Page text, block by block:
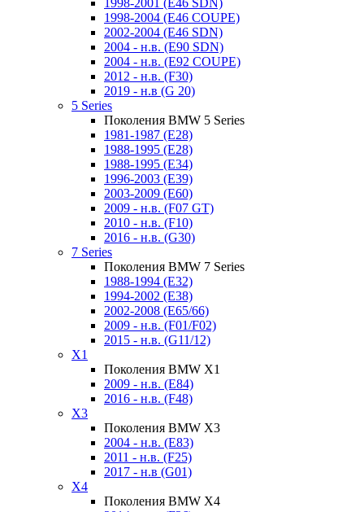
1998-2001 (E46 SDN)
1998-2004 (E46 COUPE)
2002-2004 (E46 SDN)
2004 - н.в. (E90 SDN)
2004 - н.в. (E92 COUPE)
2012 - н.в. (F30)
2019 - н.в (G 20)
5 Series
Поколения BMW 5 Series
1981-1987 (E28)
1988-1995 (E28)
1988-1995 (E34)
1996-2003 (E39)
2003-2009 (E60)
2009 - н.в. (F07 GT)
2010 - н.в. (F10)
2016 - н.в. (G30)
7 Series
Поколения BMW 7 Series
1988-1994 (E32)
1994-2002 (E38)
2002-2008 (E65/66)
2009 - н.в. (F01/F02)
2015 - н.в. (G11/12)
X1
Поколения BMW X1
2009 - н.в. (E84)
2016 - н.в. (F48)
X3
Поколения BMW X3
2004 - н.в. (E83)
2011 - н.в. (F25)
2017 - н.в (G01)
X4
Поколения BMW X4